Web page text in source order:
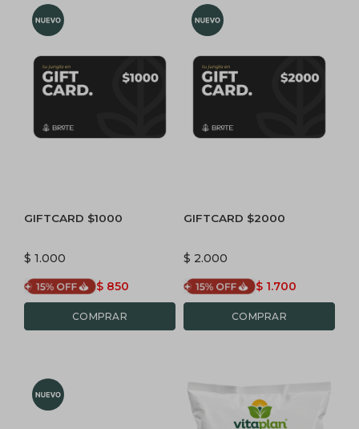
GIFTCARD $1000
$ 1.000
$ 850
GIFTCARD $2000
$ 2.000
$ 1.700